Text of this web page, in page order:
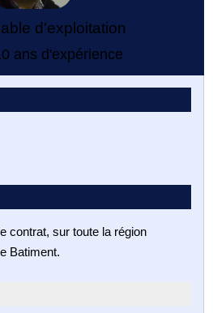
d'exploitation
ans d'expérience
contrat, sur toute la région
Batiment.